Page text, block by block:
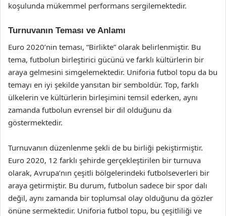
koşulunda mükemmel performans sergilemektedir.
Turnuvanın Teması ve Anlamı
Euro 2020’nin teması, “Birlikte” olarak belirlenmiştir. Bu
tema, futbolun birleştirici gücünü ve farklı kültürlerin bir
araya gelmesini simgelemektedir. Uniforia futbol topu da bu
temayı en iyi şekilde yansıtan bir semboldür. Top, farklı
ülkelerin ve kültürlerin birleşimini temsil ederken, aynı
zamanda futbolun evrensel bir dil olduğunu da
göstermektedir.
Turnuvanın düzenlenme şekli de bu birliği pekiştirmiştir.
Euro 2020, 12 farklı şehirde gerçekleştirilen bir turnuva
olarak, Avrupa’nın çeşitli bölgelerindeki futbolseverleri bir
araya getirmiştir. Bu durum, futbolun sadece bir spor dalı
değil, aynı zamanda bir toplumsal olay olduğunu da gözler
önüne sermektedir. Uniforia futbol topu, bu çeşitliliği ve